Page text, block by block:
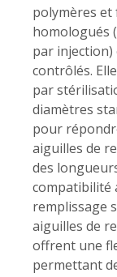
polymères et
homologués
par injection)
contrôlés.
par
diamètres
pour
aiguilles de
des
compatibilité
remplissage
aiguilles de
offrent une
permettant